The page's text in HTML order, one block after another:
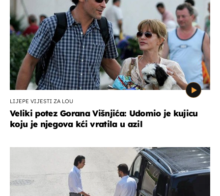
LIJEPE VIJESTI ZA LOU
Veliki potez Gorana Višnjića: Udomio je kujicu
koju je njegova kći vratila u azil